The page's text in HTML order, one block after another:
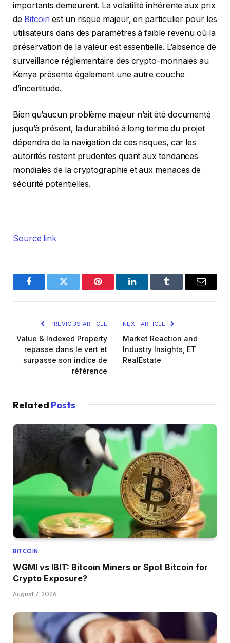
importants demeurent. La volatilité inhérente aux prix
de Bitcoin est un risque majeur, en particulier pour les
utilisateurs dans des paramètres à faible revenu où la
préservation de la valeur est essentielle. L’absence de
surveillance réglementaire des crypto-monnaies au
Kenya présente également une autre couche
d’incertitude.
Bien qu’aucun problème majeur n’ait été documenté
jusqu’à présent, la durabilité à long terme du projet
dépendra de la navigation de ces risques, car les
autorités restent prudentes quant aux tendances
mondiales de la cryptographie et aux menaces de
sécurité potentielles.
Source link
FacebookTwitter Pinterest LinkedInTumblr Email
PREVIOUS ARTICLE
Value & Indexed Property
repasse dans le vert et
surpasse son indice de
référence
NEXT ARTICLE
Market Reaction and
Industry Insights, ET
RealEstate
Related Posts
BITCOIN
WGMI vs IBIT: Bitcoin Miners or Spot Bitcoin for
Crypto Exposure?
August 7, 2026